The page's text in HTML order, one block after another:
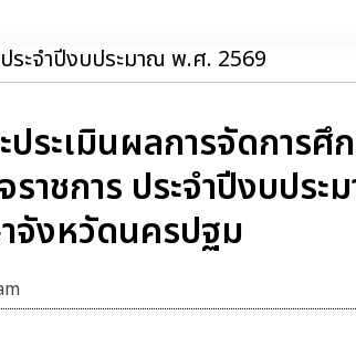
ระจำปีงบประมาณ พ.ศ. 2569
ระเมินผลการจัดการ
าชการ ประจำปีงบปร
จังหวัดนครปฐม